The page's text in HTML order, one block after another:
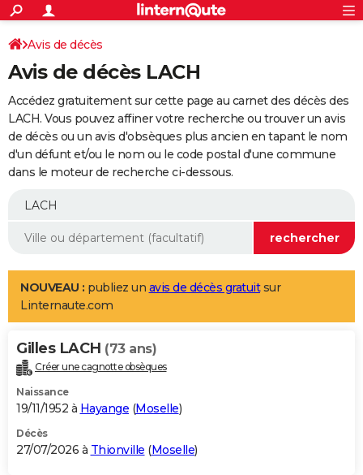
ACTUALITÉS
Politique
Société
Faits Divers
Education
Monde
Villes
+
SPORT
Coupe du monde 2026
Football
Tennis
Cyclisme
Rugby
Forum
Programme TV
TNTStreaming
Cinéma
Sorties cinéma
Musique
+
FINANCE
Retraite
Impôts
Epargne
Immobilier
Risques naturels par ville
Banque
Assurance
Crédit
AUTO
Essais
Réserver un essai
Citadines
Berlines
SUV
Forum auto
+
Mobiles
Meilleur smartphone
Internet
Ordinateurs
Jeux vidéo
Guide high-tech
Aménagement intérieur
LIFESTYLE
Art de vivre
Bien-être
Loisirs
Mode
Modes de vie
Alimentation
Guide de la santé
Maladies
Médicaments
Sommeil
VOYAGE
Destinations
City break
Voyage nature
Voyage de noces
Forum
Climat
+PHOTO
GUIDES D'ACHAT
BONS PLANS
Avis de décès
Avis de décès LACH
Accédez gratuitement sur cette page au carnet des décès des
LACH. Vous pouvez affiner votre recherche ou trouver un avis
de décès ou un avis d'obsèques plus ancien en tapant le nom
d'un défunt et/ou le nom ou le code postal d'une commune
dans le moteur de recherche ci-dessous.
NOUVEAU : publiez un avis de décès gratuitsur
Linternaute.com
Gilles LACH (73 ans)
Créer une cagnotte obsèques
Naissance
19/11/1952 à Hayange (Moselle)
Décès
27/07/2026 à Thionville (Moselle)